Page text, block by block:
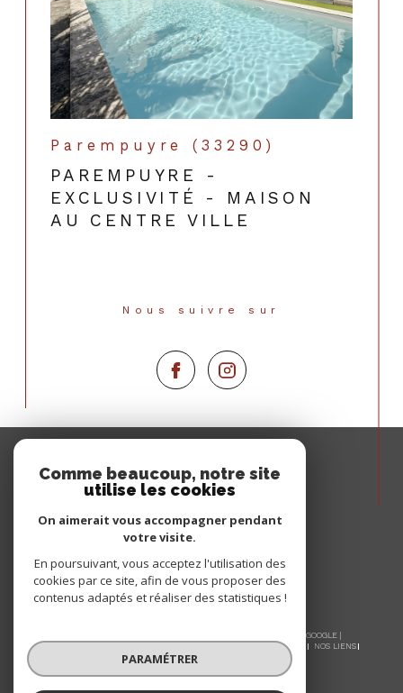
Parempuyre (33290)
PAREMPUYRE -
EXCLUSIVITÉ - MAISON
AU CENTRE VILLE
Nous suivre sur
PROPRIÉTAIRE
Se connecter
© 2026 | TOUS DROITS RÉSERVÉS | TRADUCTION POWERED BY GOOGLE |
ADMIN
NOS LIENS
POLITIQUE RGPD
Comme beaucoup, notre site
utilise les cookies
On aimerait vous accompagner pendant
votre visite.
En poursuivant, vous acceptez l'utilisation des
cookies par ce site, afin de vous proposer des
contenus adaptés et réaliser des statistiques !
PARAMÉTRER